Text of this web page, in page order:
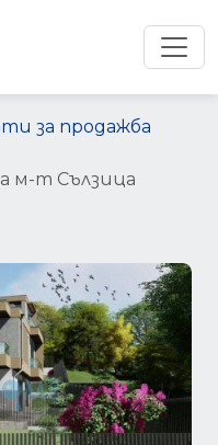
за продажба
м-т Сълзица